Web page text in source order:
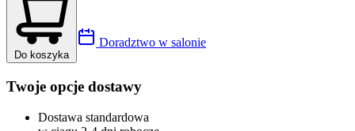
Do koszyka
Doradztwo w salonie
Twoje opcje dostawy
Dostawa standardowa